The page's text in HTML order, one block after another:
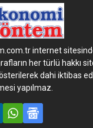
en
aldı.
internet
her türlü hakkı
dahi iktibas
yapılmaz.